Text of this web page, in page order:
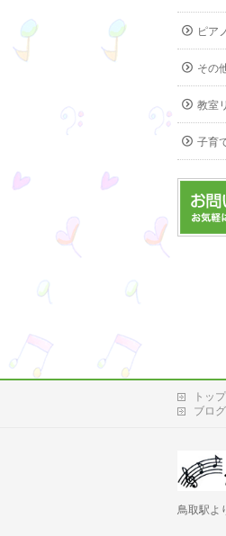
ピア
その
教室
子育
トッ
ブログ
鳥取駅よ